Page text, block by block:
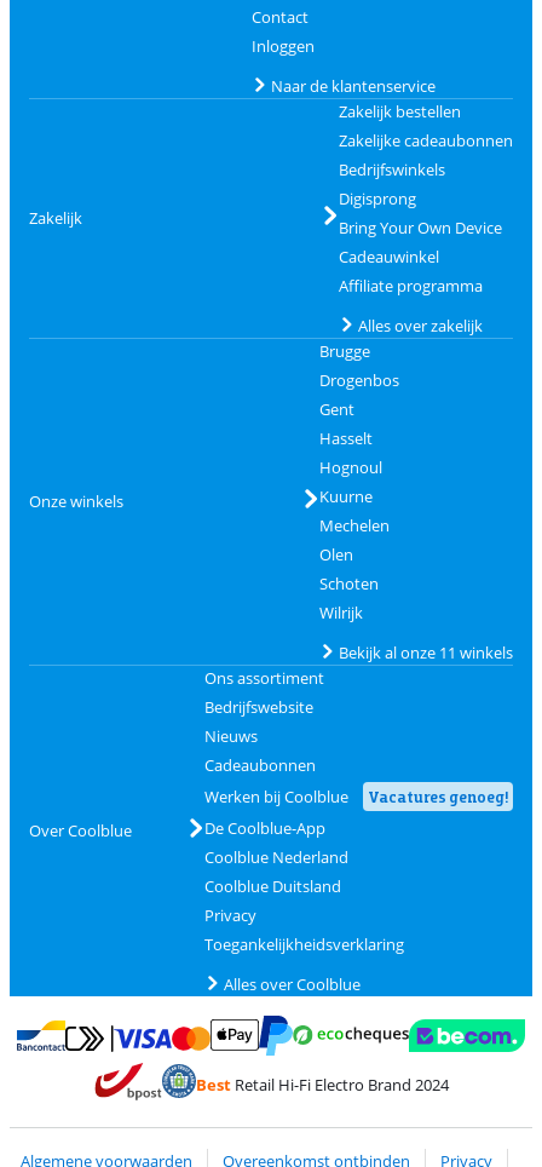
Contact
Inloggen
Naar de klantenservice
Zakelijk
Zakelijk bestellen
Zakelijke cadeaubonnen
Bedrijfswinkels
Digisprong
Bring Your Own Device
Cadeauwinkel
Affiliate programma
Alles over zakelijk
Onze winkels
Brugge
Drogenbos
Gent
Hasselt
Hognoul
Kuurne
Mechelen
Olen
Schoten
Wilrijk
Bekijk al onze 11 winkels
Over Coolblue
Ons assortiment
Bedrijfswebsite
Nieuws
Cadeaubonnen
Werken bij Coolblue
Vacatures genoeg!
De Coolblue-App
Coolblue Nederland
Coolblue Duitsland
Privacy
Toegankelijkheidsverklaring
Alles over Coolblue
Betalen met Bancontact
Betalen met MasterCard en Visa via ClickToPay
BestRetail Hi-Fi Electro Brand 2024
Algemene voorwaarden Overeenkomst ontbinden Privacy